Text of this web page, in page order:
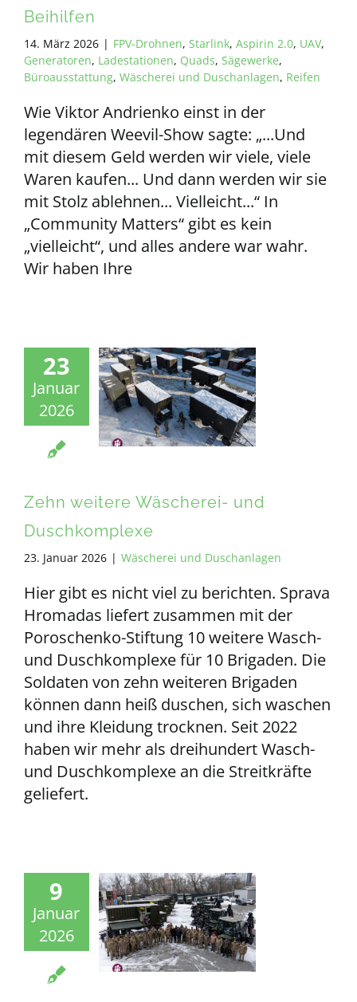
Beihilfen
14. März 2026 | FPV-Drohnen, Starlink, Aspirin 2.0, UAV,
Generatoren, Ladestationen, Quads, Sägewerke,
Büroausstattung, Wäscherei und Duschanlagen, Reifen
Wie Viktor Andrienko einst in der
legendären Weevil-Show sagte: „...Und
mit diesem Geld werden wir viele, viele
Waren kaufen... Und dann werden wir sie
mit Stolz ablehnen... Vielleicht...“ In
„Community Matters“ gibt es kein
„vielleicht“, und alles andere war wahr.
Wir haben Ihre
23
Januar
2026
Zehn weitere Wäscherei- und
Duschkomplexe
23. Januar 2026 | Wäscherei und Duschanlagen
Hier gibt es nicht viel zu berichten. Sprava
Hromadas liefert zusammen mit der
Poroschenko-Stiftung 10 weitere Wasch-
und Duschkomplexe für 10 Brigaden. Die
Soldaten von zehn weiteren Brigaden
können dann heiß duschen, sich waschen
und ihre Kleidung trocknen. Seit 2022
haben wir mehr als dreihundert Wasch-
und Duschkomplexe an die Streitkräfte
geliefert.
9
Januar
2026